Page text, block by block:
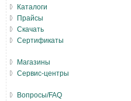
Каталоги
Прайсы
Скачать
Сертификаты
Магазины
Сервис-центры
Вопросы/FAQ